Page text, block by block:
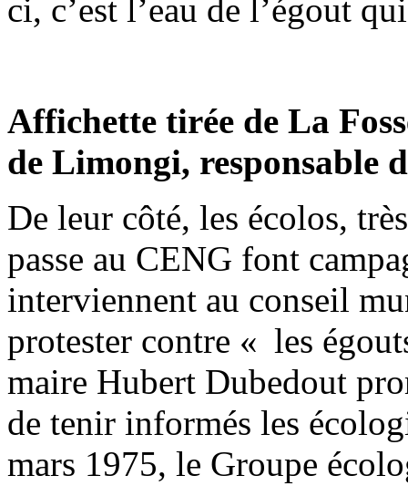
ci, c’est l’eau de l’égout
Affichette tirée de La
de Limongi, responsable
De leur côté, les écolos,
passe au CENG font
interviennent au conseil
protester contre « les
maire Hubert Dubedout
de tenir informés les
mars 1975, le Groupe